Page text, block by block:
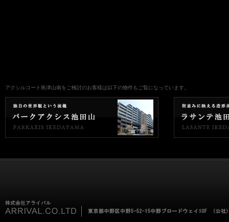
アクシルコート島津山南をご検討のお客様は以下の物件もご覧になっています。